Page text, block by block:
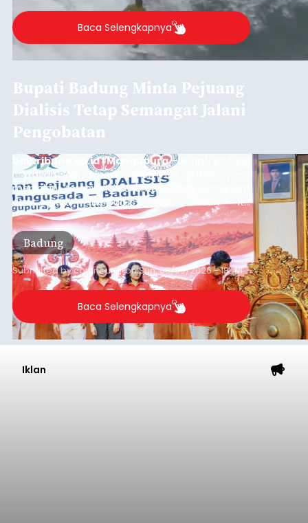
Baca Selengkapnya
Bupati Badung Minta Pejuang
Dialisis Tetap Semangat Jalani
Pengobatan
balitribune.co.id | Mangupura- Bupati Badung
I Wayan Adi Arnawa meminta pasien yang
menjalani terapi dialisis untuk tetap semangat
dan tidak berputus asa. Pesan itu
disampaikannya saat menghadiri Sarasehan
Pejuang Dialisis yang digelar RSD Mangusada di
Ruang Kertha Gosana, Puspem Badung, Minggu
(9/8/2026).
Badung
Submitted bycontributoronSun, 08/09/2026 - 18:44
Baca Selengkapnya
Iklan